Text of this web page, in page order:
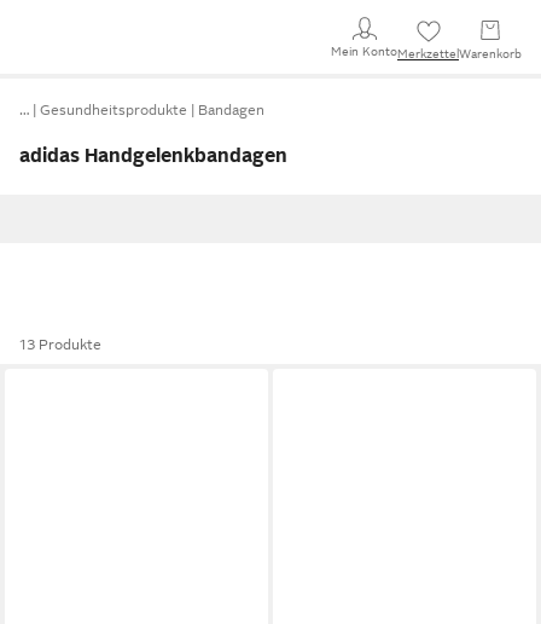
Mein KontoMerkzettel Warenkorb
… Gesundheitsprodukte Bandagen
adidas Handgelenkbandagen
13 Produkte